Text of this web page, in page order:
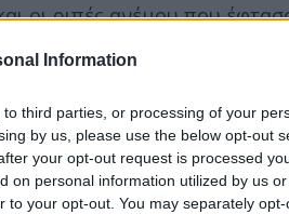
Information
third parties, or processing of your
by us, please use the below opt-out
your opt-out request is processed
on personal information utilized by us
to your opt-out. You may separately
οι ριπές ανέμου που
όλη τη χώρα. Αρκετοί
Λεϊρία, όπου οι ριπές
ότι το σημείο